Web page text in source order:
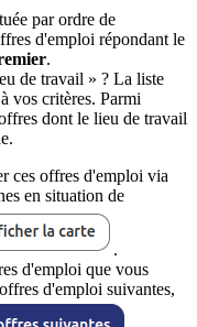
par ordre de
d'emploi répondant le
.
de travail » ? La liste
vos critères. Parmi
dont le lieu de travail
ces offres d'emploi via
en situation de
.
d'emploi que vous
d'emploi suivantes,